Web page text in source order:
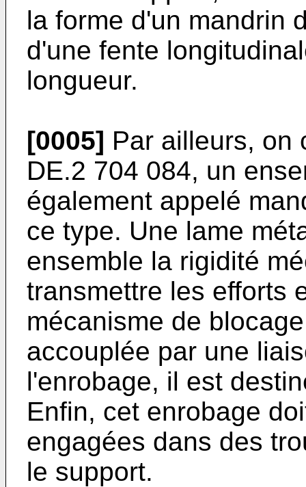
la forme d'un mandrin
d'une fente
longueur.
[0005] Par ailleurs, on
DE.2 704 084, un
également appelé
ce type. Une lame
ensemble la rigidité
transmettre les efforts
mécanisme de
accouplée par une
l'enrobage, il est
Enfin, cet enrobage
engagées dans des
le support.